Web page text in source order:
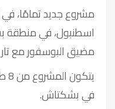
مشروع جديد تمامًا،
اسطنبول، في منطقة
مضيق البوسفور مع
في بشكتاش.